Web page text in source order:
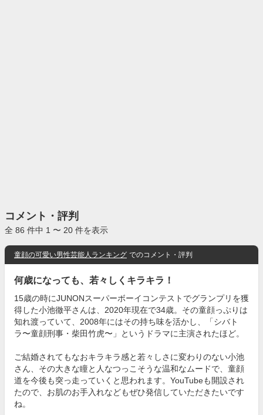
コメント・評判
全 86 件中 1 〜 20 件を表示
童顔の可愛い男性芸能人ランキング でのコメント・評判
何歳になっても、若々しくキラキラ！
15歳の時にJUNONスーパーボーイコンテストでグランプリを獲
得した小池徹平さんは、2020年現在で34歳。その童顔っぷりは
知れ渡っていて、2008年にはその持ち味を活かし、「シバト
ラ〜童顔刑事・柴田竹虎〜」というドラマに主演されたほど。
ご結婚されてもなおキラキラ感と若々しさに変わりのない小池
さん、その大きな瞳と人なつっこそうな温和なムードで、童顔
道を今後も突っ走っていくと思われます。YouTubeも開設され
たので、お肌のお手入れなどもぜひ発信していただきたいです
ね。